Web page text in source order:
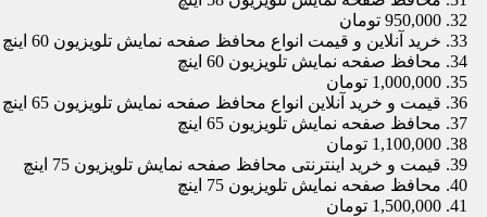
950,000 تومان
خرید آنلاین و قیمت انواع محافظ صفحه نمایش تلویزیون 60 اینچ
محافظ صفحه نمایش تلویزیون 60 اینچ
1,000,000 تومان
قیمت و خرید آنلاین انواع محافظ صفحه نمایش تلویزیون 65 اینچ
محافظ صفحه نمایش تلویزیون 65 اینچ
1,100,000 تومان
قیمت و خرید اینترنتی محافظ صفحه نمایش تلویزیون 75 اینچ
محافظ صفحه نمایش تلویزیون 75 اینچ
1,500,000 تومان